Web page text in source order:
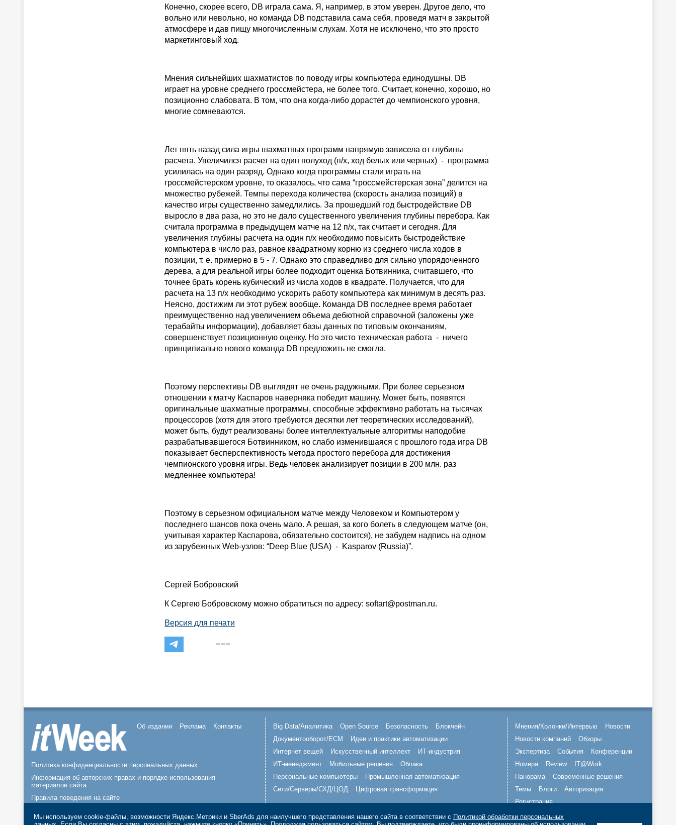
Конечно, скорее всего, DB играла сама. Я, например, в этом уверен. Другое дело, что
вольно или невольно, но команда DB подставила сама себя, проведя матч в закрытой
атмосфере и дав пищу многочисленным слухам. Хотя не исключено, что это просто
маркетинговый ход.
Мнения сильнейших шахматистов по поводу игры компьютера единодушны. DB
играет на уровне среднего гроссмейстера, не более того. Считает, конечно, хорошо, но
позиционно слабовата. В том, что она когда-либо дорастет до чемпионского уровня,
многие сомневаются.
Лет пять назад сила игры шахматных программ напрямую зависела от глубины
расчета. Увеличился расчет на один полуход (п/х, ход белых или черных) - программа
усилилась на один разряд. Однако когда программы стали играть на
гроссмейстерском уровне, то оказалось, что сама “гроссмейстерская зона” делится на
множество рубежей. Темпы перехода количества (скорость анализа позиций) в
качество игры существенно замедлились. За прошедший год быстродействие DB
выросло в два раза, но это не дало существенного увеличения глубины перебора. Как
считала программа в предыдущем матче на 12 п/х, так считает и сегодня. Для
увеличения глубины расчета на один п/х необходимо повысить быстродействие
компьютера в число раз, равное квадратному корню из среднего числа ходов в
позиции, т. е. примерно в 5 - 7. Однако это справедливо для сильно упорядоченного
дерева, а для реальной игры более подходит оценка Ботвинника, считавшего, что
точнее брать корень кубический из числа ходов в квадрате. Получается, что для
расчета на 13 п/х необходимо ускорить работу компьютера как минимум в десять раз.
Неясно, достижим ли этот рубеж вообще. Команда DB последнее время работает
преимущественно над увеличением объема дебютной справочной (заложены уже
терабайты информации), добавляет базы данных по типовым окончаниям,
совершенствует позиционную оценку. Но это чисто техническая работа - ничего
принципиально нового команда DB предложить не смогла.
Поэтому перспективы DB выглядят не очень радужными. При более серьезном
отношении к матчу Каспаров наверняка победит машину. Может быть, появятся
оригинальные шахматные программы, способные эффективно работать на тысячах
процессоров (хотя для этого требуются десятки лет теоретических исследований),
может быть, будут реализованы более интеллектуальные алгоритмы наподобие
разрабатывавшегося Ботвинником, но слабо изменившаяся с прошлого года игра DB
показывает бесперспективность метода простого перебора для достижения
чемпионского уровня игры. Ведь человек анализирует позиции в 200 млн. раз
медленнее компьютера!
Поэтому в серьезном официальном матче между Человеком и Компьютером у
последнего шансов пока очень мало. А решая, за кого болеть в следующем матче (он,
учитывая характер Каспарова, обязательно состоится), не забудем надпись на одном
из зарубежных Web-узлов: “Deep Blue (USA) - Kasparov (Russia)”.
Сергей Бобровский
К Сергею Бобровскому можно обратиться по адресу: softart@postman.ru.
Версия для печати
Об издании Реклама Контакты
Политика конфиденциальности персональных данных
Информация об авторских правах и порядке использования
материалов сайта
Правила поведения на сайте
Big Data/Аналитика Open Source Безопасность
Блокчейн
Документооборот/ECM
Идеи и практики автоматизации
Интернет вещей
Искусственный интеллект
ИТ-индустрия
ИТ-менеджмент
Мобильные решения
Облака
Персональные компьютеры
Промышленная автоматизация
Сети/Серверы/СХД/ЦОД
Цифровая трансформация
Мнения/Колонки/Интервью
Новости
Новости компаний
Обзоры
Экспертиза
События
Конференции
Номера
Review
IT@Work
Панорама
Современные решения
Темы
Блоги
Авторизация
Регистрация
Подписывайтесь на нас
Мы используем cookie-файлы, возможности Яндекс.Метрики и SberAds для наилучшего представления нашего сайта в соответствии с Политикой обработки персональных